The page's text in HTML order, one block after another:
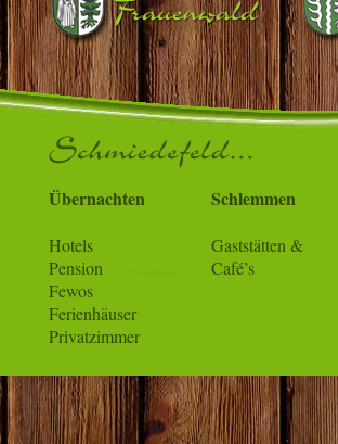
Übernachten
Hotels
Pension
Fewos
Ferienhäuser
Privatzimmer
Schlemmen
Gaststätten &
Café’s